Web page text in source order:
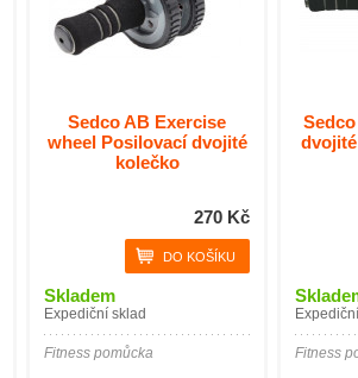
Sedco AB Exercise
wheel Posilovací dvojité
kolečko
270 Kč
Skladem
Expediční sklad
Fitness pomůcka Fitness